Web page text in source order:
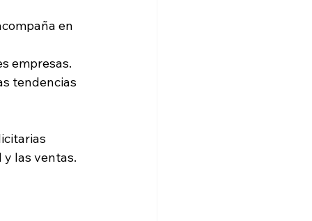
en
empresas.
tendencias
las ventas.